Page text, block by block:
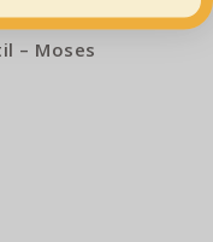
– Moses